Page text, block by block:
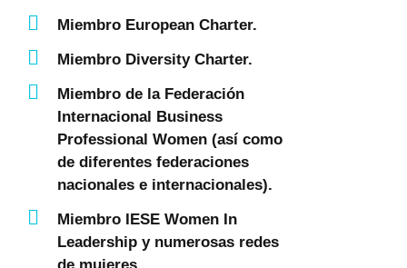
Miembro European Charter.
Miembro Diversity Charter.
Miembro de la Federación
Internacional Business
Professional Women (así como
de diferentes federaciones
nacionales e internacionales).
Miembro IESE Women In
Leadership y numerosas redes